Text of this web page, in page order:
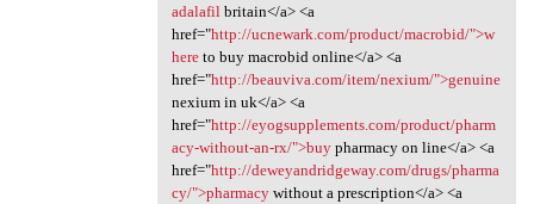
adalafil britain</a> <a
href="http://ucnewark.com/product/macrobid/">w
hereto buy macrobid online</a> <a
href="http://beauviva.com/item/nexium/">genuine
nexium in uk</a> <a
href="http://eyogsupplements.com/product/pharm
acy-without-an-rx/">buypharmacy on line</a> <a
href="http://deweyandridgeway.com/drugs/pharma
cy/">pharmacywithout a prescription</a> <a